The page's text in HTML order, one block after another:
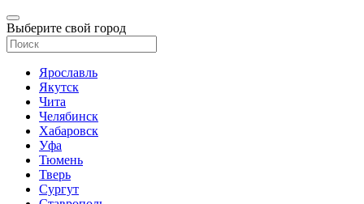
Выберите свой город
Ярославль
Якутск
Чита
Челябинск
Хабаровск
Уфа
Тюмень
Тверь
Сургут